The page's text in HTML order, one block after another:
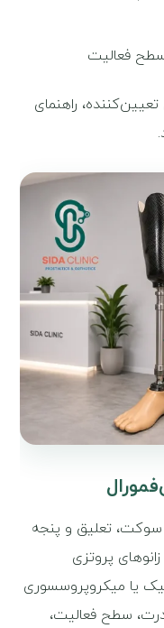
سطح فعالیت
راهنمای
سوکت، تعلیق و پنجه
پروتزی
یا میکروپروسسوری
سطح فعالیت،